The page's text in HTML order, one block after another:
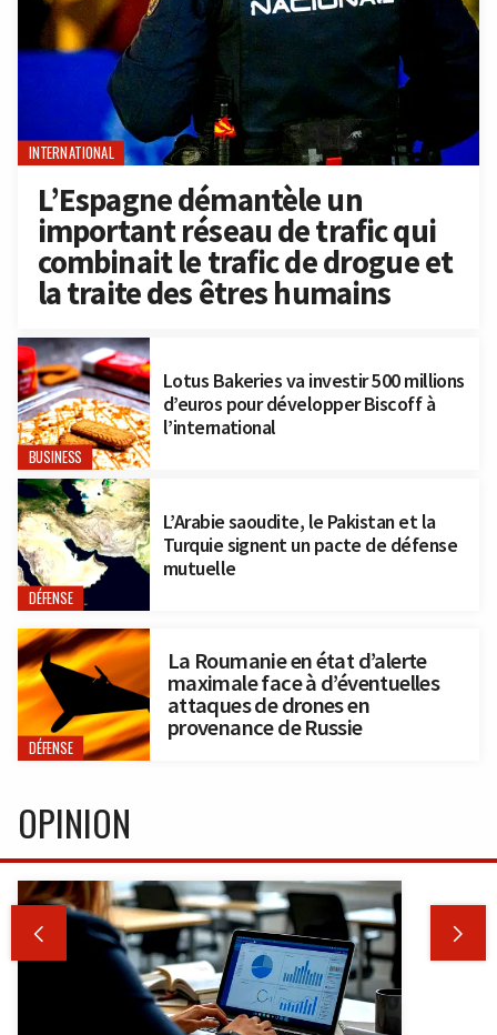
INTERNATIONAL
L’Espagne démantèle un
important réseau de trafic qui
combinait le trafic de drogue et
la traite des êtres humains
BUSINESS
Lotus Bakeries va investir 500 millions
d’euros pour développer Biscoff à
l’international
DÉFENSE
L’Arabie saoudite, le Pakistan et la
Turquie signent un pacte de défense
mutuelle
DÉFENSE
La Roumanie en état d’alerte
maximale face à d’éventuelles
attaques de drones en
provenance de Russie
OPINION
 